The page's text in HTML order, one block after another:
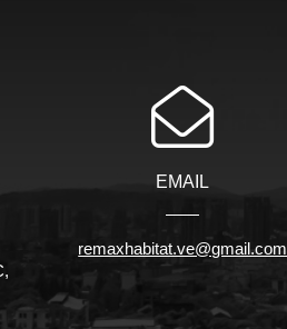
EMAIL
remaxhabitat.ve@gmail.com